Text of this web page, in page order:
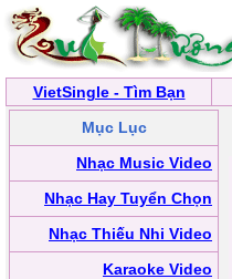
VietSingle - Tìm Bạn
Mục Lục
Nhạc Music Video
Nhạc Hay Tuyển Chọn
Nhạc Thiếu Nhi Video
Karaoke Video